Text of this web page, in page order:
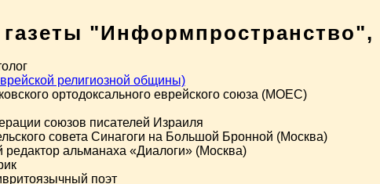
"Информпространство",
религиозной общины)
ортодоксального еврейского союза (МОЕС)
союзов писателей Израиля
совета Синагоги на Большой Бронной (Москва)
альманаха «Диалоги» (Москва)
поэт